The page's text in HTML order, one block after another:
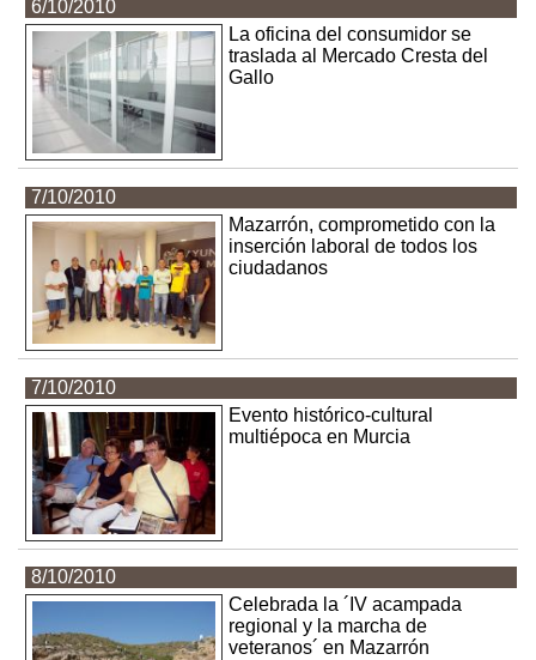
6/10/2010
La oficina del consumidor se
traslada al Mercado Cresta del
Gallo
7/10/2010
Mazarrón, comprometido con la
inserción laboral de todos los
ciudadanos
7/10/2010
Evento histórico-cultural
multiépoca en Murcia
8/10/2010
Celebrada la ´IV acampada
regional y la marcha de
veteranos´ en Mazarrón